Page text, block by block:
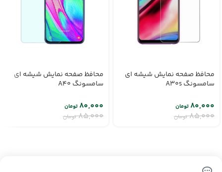
محافظ صفحه نمایش شیشه ای
سامسونگ A30s
۸۵,۰۰۰ تومان
۸۰,۰۰۰تومان
محافظ صفحه نمایش شیشه ای
سامسونگ A40
۸۵,۰۰۰ تومان
۸۰,۰۰۰تومان